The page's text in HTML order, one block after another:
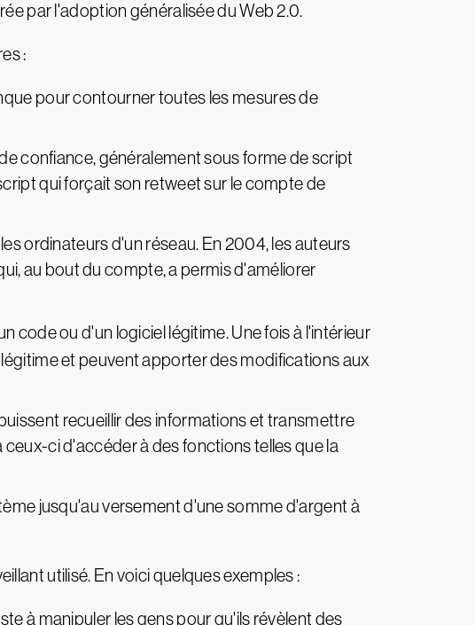
par l'adoption généralisée du Web 2.0.
:
pour contourner toutes les mesures de
confiance, généralement sous forme de script
qui forçait son retweet sur le compte de
ordinateurs d'un réseau. En 2004, les auteurs
au bout du compte, a permis d'améliorer
code ou d'un logiciel légitime. Une fois à l'intérieur
et peuvent apporter des modifications aux
recueillir des informations et transmettre
ci d'accéder à des fonctions telles que la
jusqu'au versement d'une somme d'argent à
utilisé. En voici quelques exemples :
à manipuler les gens pour qu'ils révèlent des